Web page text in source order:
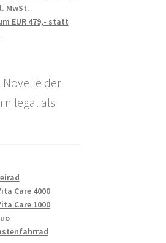
MwSt.
EUR 479,- statt
Novelle der
legal als
Care 4000
Care 1000